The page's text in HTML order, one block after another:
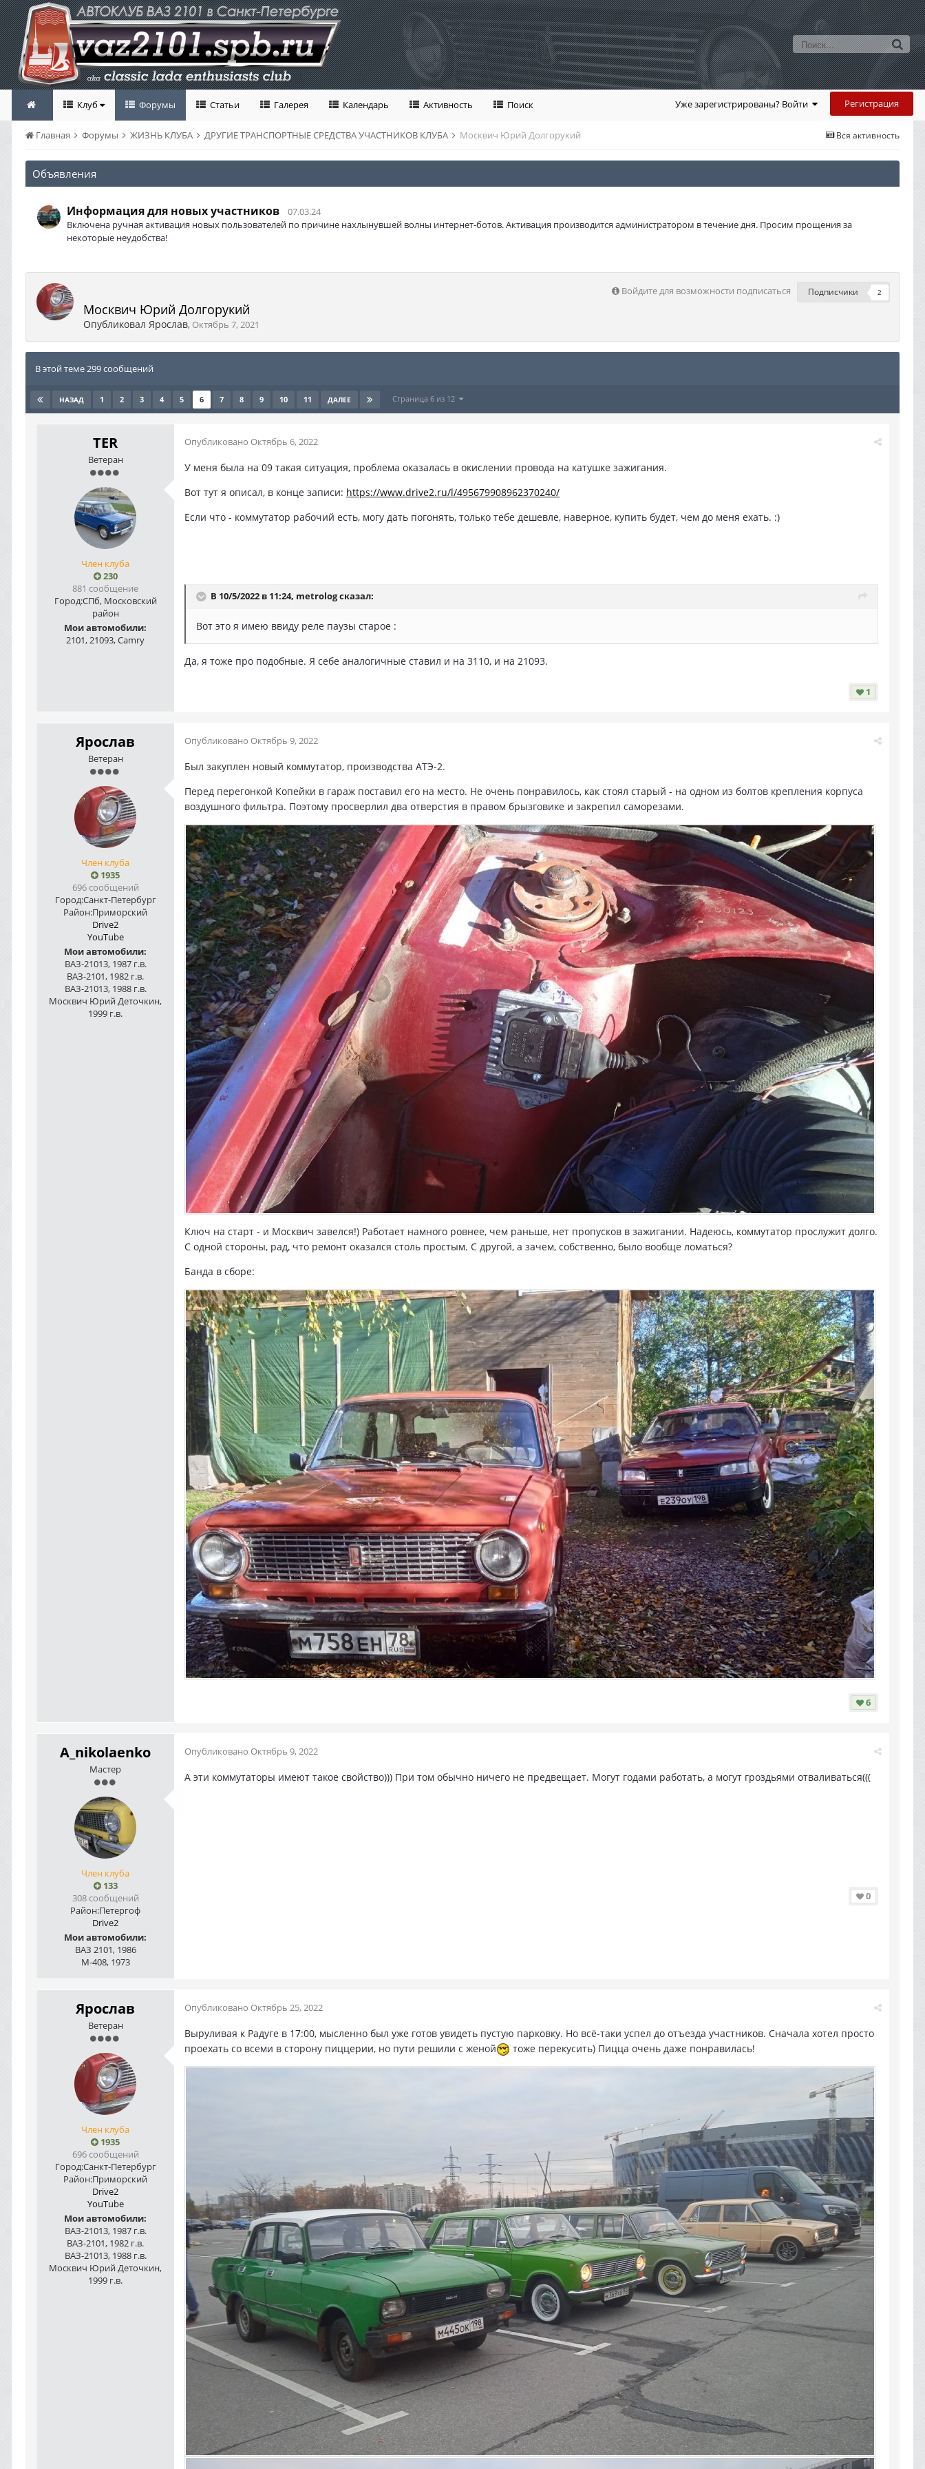
Уже зарегистрированы? Войти Регистрация
Клуб Форумы Статьи Галерея Календарь Активность Поиск
Вся активность
Главная Форумы ЖИЗНЬ КЛУБА ДРУГИЕ ТРАНСПОРТНЫЕ СРЕДСТВА УЧАСТНИКОВ КЛУБА Москвич Юрий Долгорукий
Объявления
Информация для новых участников
07.03.24
Включена ручная активация новых пользователей по причине нахлынувшей волны интернет-ботов. Активация производится администратором в течение дня. Просим прощения за
некоторые неудобства!
Войдите для возможности подписаться Подписчики 2
Москвич Юрий Долгорукий
Опубликовал Ярослав, Октябрь 7, 2021
В этой теме 299 сообщений
НАЗАД 1 2 3 4 5 6 7 8 9 10 11 ДАЛЕЕ Страница 6 из 12
TER
Ветеран
Член клуба
230
881 сообщение
Город:СПб, Московский
район
Мои автомобили:
2101, 21093, Camry
Опубликовано Октябрь 6, 2022
У меня была на 09 такая ситуация, проблема оказалась в окислении провода на катушке зажигания.
Вот тут я описал, в конце записи: https://www.drive2.ru/l/495679908962370240/
Если что - коммутатор рабочий есть, могу дать погонять, только тебе дешевле, наверное, купить будет, чем до меня ехать. :)
В 10/5/2022 в 11:24, metrologсказал:
Вот это я имею ввиду реле паузы старое :
Да, я тоже про подобные. Я себе аналогичные ставил и на 3110, и на 21093.
1
Ярослав
Ветеран
Член клуба
1935
696 сообщений
Город:Санкт-Петербург
Район:Приморский
Drive2
YouTube
Мои автомобили:
ВАЗ-21013, 1987 г.в.
ВАЗ-2101, 1982 г.в.
ВАЗ-21013, 1988 г.в.
Москвич Юрий Деточкин,
1999 г.в.
Опубликовано Октябрь 9, 2022
Был закуплен новый коммутатор, производства АТЭ-2.
Перед перегонкой Копейки в гараж поставил его на место. Не очень понравилось, как стоял старый - на одном из болтов крепления корпуса
воздушного фильтра. Поэтому просверлил два отверстия в правом брызговике и закрепил саморезами.
Ключ на старт - и Москвич завелся!) Работает намного ровнее, чем раньше, нет пропусков в зажигании. Надеюсь, коммутатор прослужит долго.
С одной стороны, рад, что ремонт оказался столь простым. С другой, а зачем, собственно, было вообще ломаться?
Банда в сборе:
6
A_nikolaenko
Мастер
Член клуба
133
308 сообщений
Район:Петергоф
Drive2
Мои автомобили:
ВАЗ 2101, 1986
М-408, 1973
Опубликовано Октябрь 9, 2022
А эти коммутаторы имеют такое свойство))) При том обычно ничего не предвещает. Могут годами работать, а могут гроздьями отваливаться(((
0
Ярослав
Ветеран
Член клуба
1935
696 сообщений
Город:Санкт-Петербург
Район:Приморский
Drive2
YouTube
Мои автомобили:
ВАЗ-21013, 1987 г.в.
ВАЗ-2101, 1982 г.в.
ВАЗ-21013, 1988 г.в.
Москвич Юрий Деточкин,
1999 г.в.
Опубликовано Октябрь 25, 2022
Выруливая к Радуге в 17:00, мысленно был уже готов увидеть пустую парковку. Но всё-таки успел до отъезда участников. Сначала хотел просто
проехать со всеми в сторону пиццерии, но пути решили с женой
тоже перекусить) Пицца очень даже понравилась!